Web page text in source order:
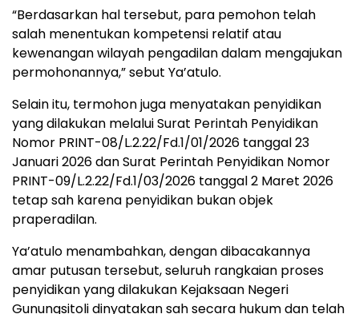
“Berdasarkan hal tersebut, para pemohon telah
salah menentukan kompetensi relatif atau
kewenangan wilayah pengadilan dalam mengajukan
permohonannya,” sebut Ya’atulo.
Selain itu, termohon juga menyatakan penyidikan
yang dilakukan melalui Surat Perintah Penyidikan
Nomor PRINT-08/L.2.22/Fd.1/01/2026 tanggal 23
Januari 2026 dan Surat Perintah Penyidikan Nomor
PRINT-09/L.2.22/Fd.1/03/2026 tanggal 2 Maret 2026
tetap sah karena penyidikan bukan objek
praperadilan.
Ya’atulo menambahkan, dengan dibacakannya
amar putusan tersebut, seluruh rangkaian proses
penyidikan yang dilakukan Kejaksaan Negeri
Gunungsitoli dinyatakan sah secara hukum dan telah